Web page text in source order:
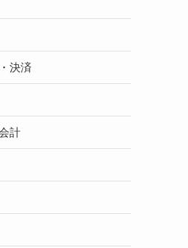
決済
計